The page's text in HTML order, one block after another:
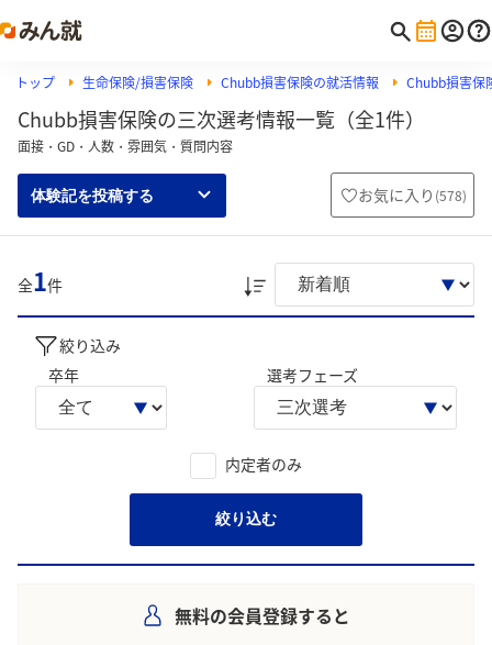
トップ 生命保険/損害保険 Chubb損害保険の就活情報 Chubb損害保
Chubb損害保険の三次選考情報一覧（全1件）
面接・GD・人数・雰囲気・質問内容
体験記を投稿する お気に入り (578)
全1件
絞り込み
卒年
選考フェーズ
内定者のみ
絞り込む
無料の会員登録すると